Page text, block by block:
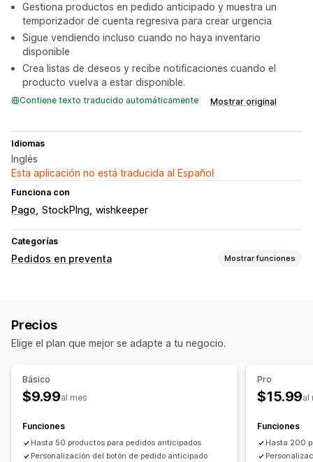
Gestiona productos en pedido anticipado y muestra un
temporizador de cuenta regresiva para crear urgencia
Sigue vendiendo incluso cuando no haya inventario
disponible
Crea listas de deseos y recibe notificaciones cuando el
producto vuelva a estar disponible.
Contiene texto traducido automáticamente Mostrar original
Idiomas
Inglés
Esta aplicación no está traducida al Español
Funciona con
Pago StockPIng wishkeeper
Categorías
Pedidos en preventa Mostrar funciones
Precios
Elige el plan que mejor se adapte a tu negocio.
Básico
$9.99al mes
Funciones
Hasta 50 productos para pedidos anticipados
Personalización del botón de pedido anticipado
Pro
$15.99al
Funciones
Hasta 200